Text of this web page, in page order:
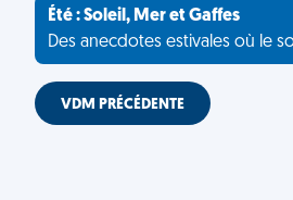
Été : Soleil, Mer et Gaffes
Des anecdotes estivales où le
VDM PRÉCÉDENTE